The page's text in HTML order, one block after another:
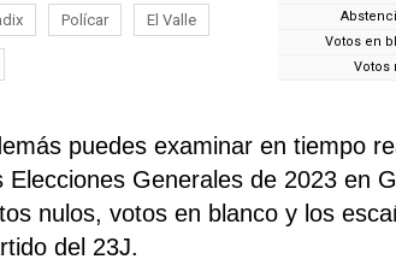
Polícar El Valle
Votos en
Votos
puedes examinar en tiempo
Elecciones Generales de 2023 en
nulos, votos en blanco y los
del 23J.